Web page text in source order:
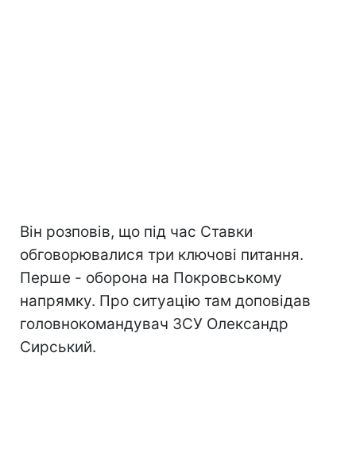
Він розповів, що під час Ставки
обговорювалися три ключові питання.
Перше - оборона на Покровському
напрямку. Про ситуацію там доповідав
головнокомандувач ЗСУ Олександр
Сирський.